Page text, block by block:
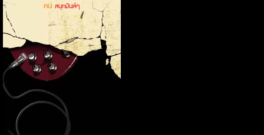
คน สนุกมันส์ๆ